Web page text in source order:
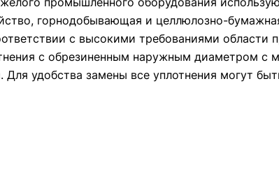
горнодобывающая и целлюлозно-
с высокими требованиями области
с обрезиненным наружным диаметром
Для удобства замены все уплотнения могут